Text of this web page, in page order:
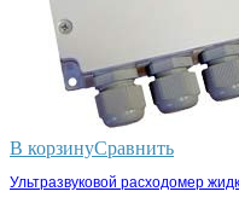
В корзинуСравнить
Ультразвуковой расходомер